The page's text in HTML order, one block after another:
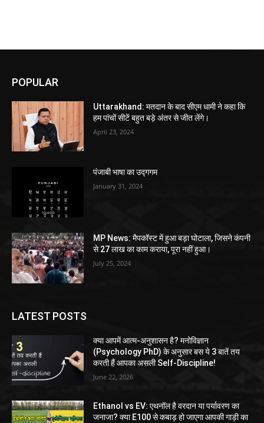
POPULAR
Uttarakhand: मतदान के बाद सीएम धामी ने कहा कि
हम पांचों सीटें बहुत बड़े अंतर से जीत लेंगे।
April 23, 2024
पंजाबी भाषा का उद्गगम
January 31, 2024
MP News: मैपकॉस्ट में हुआ बड़ा घोटाला, जिसने कंपनी
से 27 लाख का काम कराया, पूरा नहीं हुआ।
July 25, 2024
LATEST POSTS
क्या आपमें आत्म-अनुशासन है? मनोविज्ञान
(Psychology PhD) के अनुसार बस ये 3 बातें तय
करती हैं आपका असली Self-Discipline!
June 22, 2026
Ethanol vs EV: एथनॉल है वरदान या पर्यावरण का
जनाजा? क्या E100 से कबाड़ हो जाएगा आपकी गाड़ी का